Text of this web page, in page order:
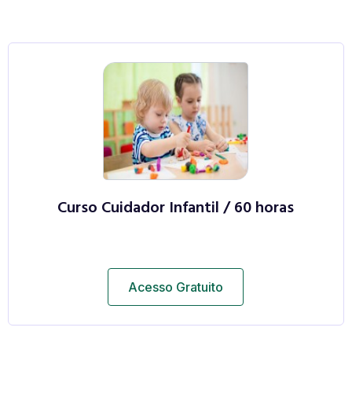
Curso Cuidador Infantil / 60 horas
Acesso Gratuito